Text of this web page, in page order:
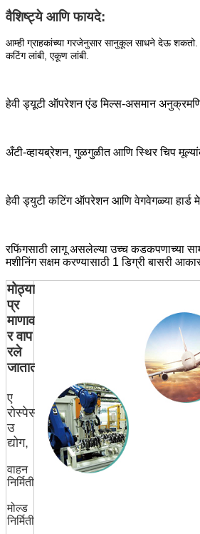
वैशिष्ट्ये आणि फायदे:
आम्ही ग्राहकांच्या गरजेनुसार सानुकूल साधने देऊ शकतो.
कटिंग लांबी, एकूण लांबी.
हेवी ड्यूटी ऑपरेशन एंड मिल्स-असमान
अँटी-व्हायब्रेशन, गुळगुळीत आणि स्थिर चिप
हेवी ड्युटी कटिंग ऑपरेशन आणि वेगवेगळ्या हार्ड
रफिंगसाठी लागू असलेल्या उच्च कडकपणाच्या
मशीनिंग सक्षम करण्यासाठी 1 डिग्री बासरी आकार
मोठ्या
प्र
माणाव
र वाप
रले
जातात:
ए
रोस्पेस
उ
द्योग,
वाहन
निर्मिती,
मोल्ड
निर्मिती,